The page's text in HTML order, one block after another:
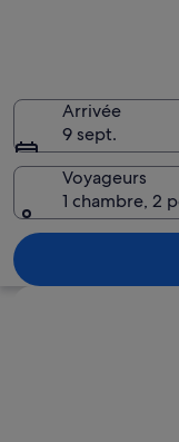
Arrivée
9 sept.
Voyageurs
1 chambre, 2